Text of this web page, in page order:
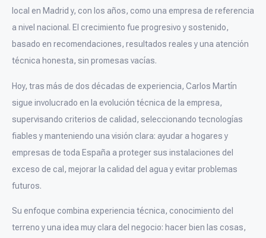
local en Madrid y, con los años, como una empresa de referencia
a nivel nacional. El crecimiento fue progresivo y sostenido,
basado en recomendaciones, resultados reales y una atención
técnica honesta, sin promesas vacías.
Hoy, tras más de dos décadas de experiencia, Carlos Martín
sigue involucrado en la evolución técnica de la empresa,
supervisando criterios de calidad, seleccionando tecnologías
fiables y manteniendo una visión clara: ayudar a hogares y
empresas de toda España a proteger sus instalaciones del
exceso de cal, mejorar la calidad del agua y evitar problemas
futuros.
Su enfoque combina experiencia técnica, conocimiento del
terreno y una idea muy clara del negocio: hacer bien las cosas,